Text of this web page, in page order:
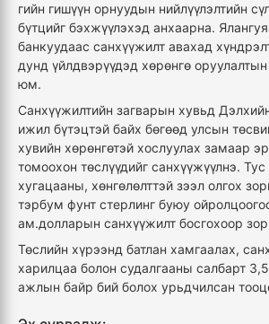
гийн гишүүн орнуудын нийлүүлэлтийн
бүтцийг бэхжүүлэхэд анхаарна.
банкуудаас санхүүжилт авахад
дунд үйлдвэрүүдэд хөрөнгө
юм.
Санхүүжилтийн загварын хувьд
ижил бүтэцтэй байх бөгөөд улсын
хувийн хөрөнгөтэй хослуулах замаар
томоохон төслүүдийг санхүүжүүлнэ. Тус
хугацааны, хөнгөлөлттэй зээл олгох
тэрбум фунт стерлинг буюу
ам.долларын санхүүжилт босгохоор
Төслийн хүрээнд батлан хамгаалах,
харилцаа болон судалгааны салбарт
ажлын байр бий болох урьдчилсан